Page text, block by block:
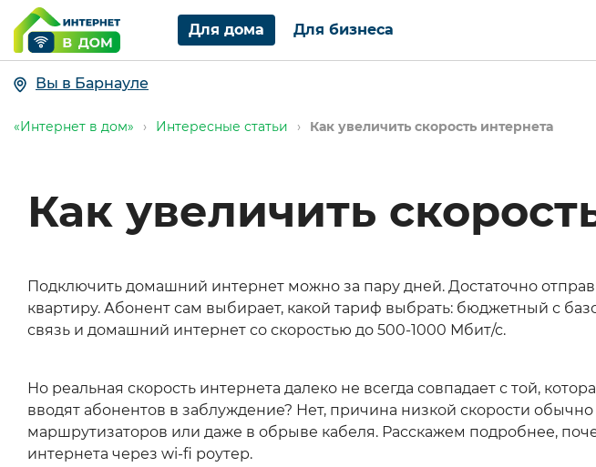
Для дома Для бизнеса
Вы в Барнауле
«Интернет в дом» › Интересные статьи › Как увеличить скорость интернета
Как увеличить
Подключить домашний интернет можно за пару дней. Достаточно
квартиру. Абонент сам выбирает, какой тариф выбрать: бюджетный с
связь и домашний интернет со скоростью до 500-1000 Мбит/с.
Но реальная скорость интернета далеко не всегда совпадает с той,
вводят абонентов в заблуждение? Нет, причина низкой скорости
маршрутизаторов или даже в обрыве кабеля. Расскажем подробнее,
интернета через wi-fi роутер.